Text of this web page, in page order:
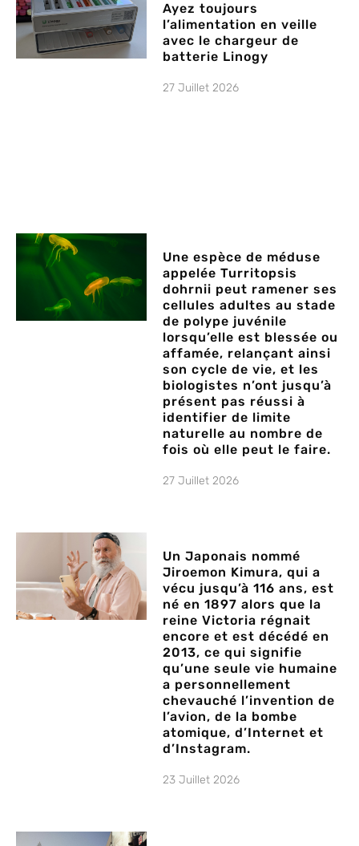
Ayez toujours
l’alimentation en veille
avec le chargeur de
batterie Linogy
27 Juillet 2026
Une espèce de méduse
appelée Turritopsis
dohrnii peut ramener ses
cellules adultes au stade
de polype juvénile
lorsqu’elle est blessée ou
affamée, relançant ainsi
son cycle de vie, et les
biologistes n’ont jusqu’à
présent pas réussi à
identifier de limite
naturelle au nombre de
fois où elle peut le faire.
27 Juillet 2026
Un Japonais nommé
Jiroemon Kimura, qui a
vécu jusqu’à 116 ans, est
né en 1897 alors que la
reine Victoria régnait
encore et est décédé en
2013, ce qui signifie
qu’une seule vie humaine
a personnellement
chevauché l’invention de
l’avion, de la bombe
atomique, d’Internet et
d’Instagram.
23 Juillet 2026